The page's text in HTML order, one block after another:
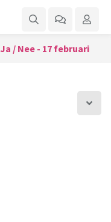
Ja / Nee - 17 februari